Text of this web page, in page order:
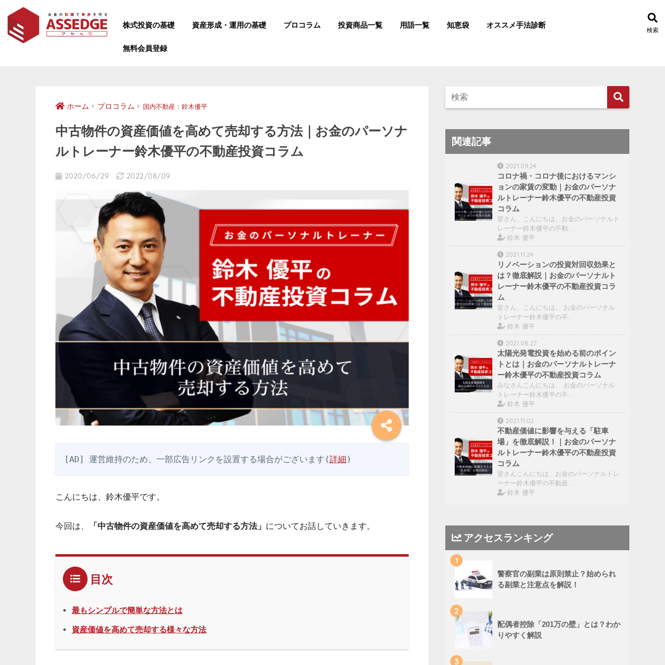
株式投資の基礎 資産形成・運用の基礎 プロコラム 投資商品一覧 用語一覧 知恵袋 オススメ手法診断
無料会員登録
検索
ホーム プロコラム 国内不動産：鈴木優平
中古物件の資産価値を高めて売却する方法｜お金のパーソナ
ルトレーナー鈴木優平の不動産投資コラム
2020/06/29 2022/08/09
[AD] 運営維持のため、一部広告リンクを設置する場合がございます(詳細 )
こんにちは、鈴木優平です。
今回は、 「中古物件の資産価値を高めて売却する方法」 についてお話していきます。
目次
最もシンプルで簡単な方法とは
資産価値を高めて売却する様々な方法
関連記事
2021.09.24
コロナ禍・コロナ後におけるマンシ
ョンの家賃の変動｜お金のパーソナ
ルトレーナー鈴木優平の不動産投資
コラム
皆さん、こんにちは、お金のパーソナルト
レーナー鈴木優平の不動…
鈴木 優平
2021.11.24
リノベーションの投資対回収効果と
は？徹底解説｜お金のパーソナルト
レーナー鈴木優平の不動産投資コラ
ム
皆さん、こんにちは。 お金のパーソナル
トレーナー鈴木優平の不…
鈴木 優平
2021.08.27
太陽光発電投資を始める前のポイン
トとは｜お金のパーソナルトレーナ
ー鈴木優平の不動産投資コラム
みなさんこんにちは、 お金のパーソナル
トレーナー鈴木優平の不…
鈴木 優平
2021.11.02
不動産価値に影響を与える「駐車
場」を徹底解説！｜お金のパーソナ
ルトレーナー鈴木優平の不動産投資
コラム
皆さんこんにちは、お金のパーソナルトレ
ーナー鈴木優平の不動産…
鈴木 優平
アクセスランキング
1
警察官の副業は原則禁止？始められ
る副業と注意点を解説！
2
配偶者控除「201万の壁」とは？わか
りやすく解説
3